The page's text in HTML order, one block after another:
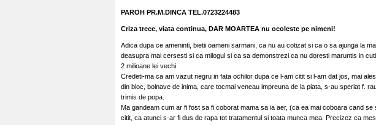
PAROH PR.M.DINCA TEL.0723224483
Criza trece, viata continua, DAR MOARTEA nu ocoleste pe nimeni!
Adica dupa ce ameninti, bietii oameni sarmani, ca nu au cotizat si ca o sa ajunga la
deasupra mai cersesti si ca milogul si ca sa demonstrezi ca nu doresti maruntis in
2 milioane lei vechi.
Credeti-ma ca am vazut negru in fata ochilor dupa ce l-am citit si l-am dat jos, mai
din bloc, bolnave de inima, care tocmai veneau impreuna de la piata, s-au speriat f.
trimis de popa.
Ma gandeam cum ar fi fost sa fi coborat mama sa ia aer, (ca ea mai coboara cand se
citit, ca atunci s-ar fi dus de rapa tot tratamentul si toata munca mea. Precizez ca